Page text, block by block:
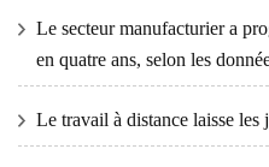
Le secteur manufacturier a
en quatre ans, selon les
Le travail à distance laisse les